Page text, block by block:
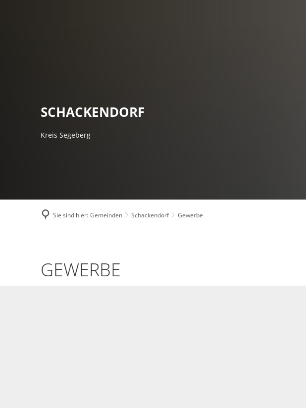
SCHACKENDORF
Kreis Segeberg
Sie sind hier: Gemeinden Schackendorf Gewerbe
Gewerbe
GEWERBE